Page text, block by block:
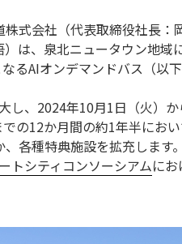
式会社（代表取締役社長
は、泉北ニュータウン地
るAIオンデマンドバス（以
、2024年10月1日（火）
の12か月間の約1年半にお
各種特典施設を拡充します。
トシティコンソーシアムに